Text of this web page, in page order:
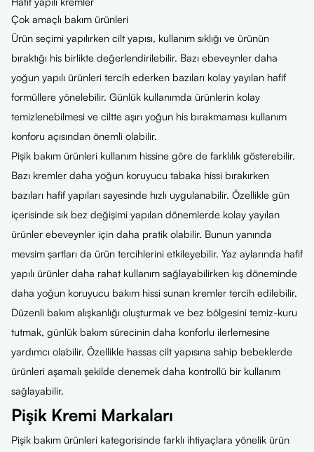
Çok amaçlı bakım ürünleri
Ürün seçimi yapılırken cilt yapısı, kullanım sıklığı ve ürünün
bıraktığı his birlikte değerlendirilebilir. Bazı ebeveynler daha
yoğun yapılı ürünleri tercih ederken bazıları kolay yayılan hafif
formüllere yönelebilir. Günlük kullanımda ürünlerin kolay
temizlenebilmesi ve ciltte aşırı yoğun his bırakmaması kullanım
konforu açısından önemli olabilir.
Pişik bakım ürünleri kullanım hissine göre de farklılık gösterebilir.
Bazı kremler daha yoğun koruyucu tabaka hissi bırakırken
bazıları hafif yapıları sayesinde hızlı uygulanabilir. Özellikle gün
içerisinde sık bez değişimi yapılan dönemlerde kolay yayılan
ürünler ebeveynler için daha pratik olabilir. Bunun yanında
mevsim şartları da ürün tercihlerini etkileyebilir. Yaz aylarında hafif
yapılı ürünler daha rahat kullanım sağlayabilirken kış döneminde
daha yoğun koruyucu bakım hissi sunan kremler tercih edilebilir.
Düzenli bakım alışkanlığı oluşturmak ve bez bölgesini temiz-kuru
tutmak, günlük bakım sürecinin daha konforlu ilerlemesine
yardımcı olabilir. Özellikle hassas cilt yapısına sahip bebeklerde
ürünleri aşamalı şekilde denemek daha kontrollü bir kullanım
sağlayabilir.
Pişik Kremi Markaları
Pişik bakım ürünleri kategorisinde farklı ihtiyaçlara yönelik ürün